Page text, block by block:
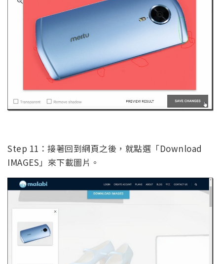
Step 11：接著回到網頁之後，就點選「Download
IMAGES」來下載圖片。